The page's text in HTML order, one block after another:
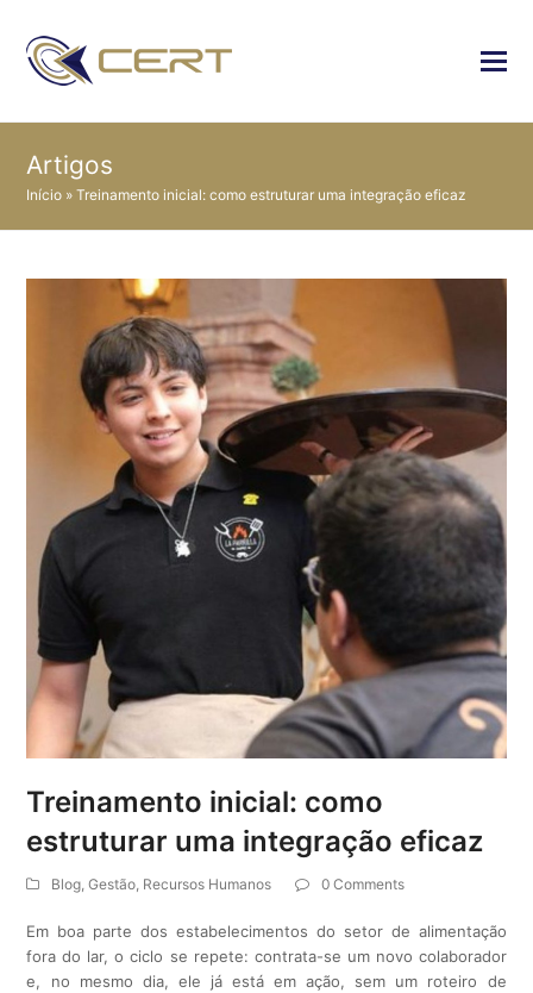
Artigos
Início »Treinamento inicial: como estruturar uma integração eficaz
Treinamento inicial: como
estruturar uma integração eficaz
Blog,Gestão, Recursos Humanos 0 Comments
Em boa parte dos estabelecimentos do setor de alimentação
fora do lar, o ciclo se repete: contrata-se um novo colaborador
e, no mesmo dia, ele já está em ação, sem um roteiro de